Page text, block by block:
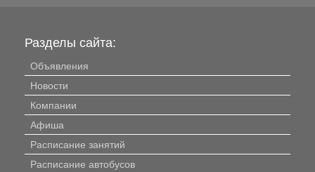
Разделы сайта:
Объявления
Новости
Компании
Афиша
Расписание занятий
Расписание автобусов